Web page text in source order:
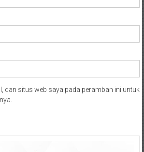
dan situs web saya pada peramban ini untuk